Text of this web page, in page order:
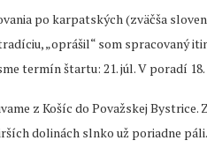
po karpatských (zväčša
„oprášil“ som spracovaný
termín štartu: 21. júl. V poradí
z Košíc do Považskej Bystrice.
dolinách slnko už poriadne